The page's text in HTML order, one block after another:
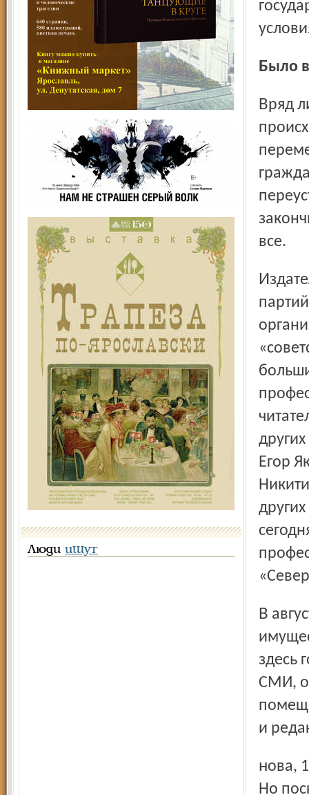
Люди ищут
Было
Вряд ли кто-то будет спорить, что громадную роль в
все.
Издателями газет в те времена выступали только
Егор
В августе 1991 года КПСС была упразднена, а всё её
здесь
СМИ,
и
нова, 1, строился на деньги, заработанные журналистами.
Но